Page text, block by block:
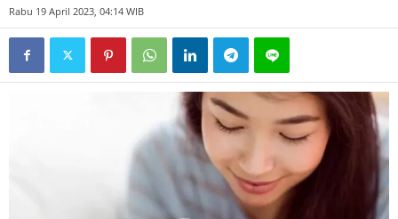
Rabu 19 April 2023, 04:14 WIB